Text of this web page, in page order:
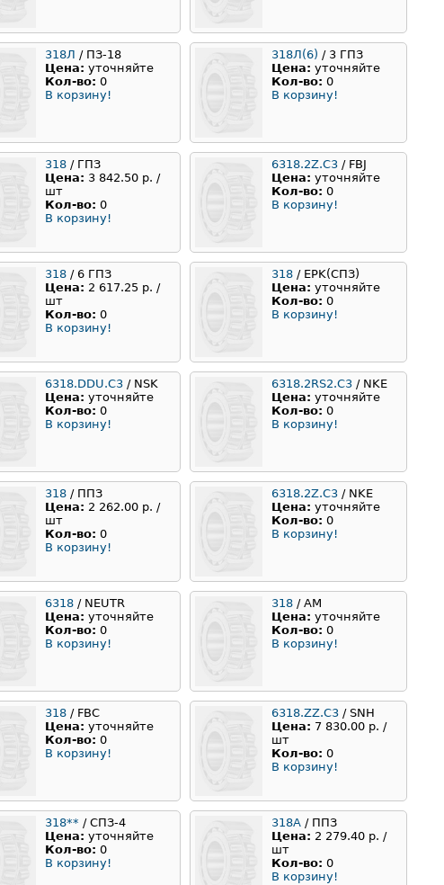
318Л / ПЗ-18
Цена: уточняйте
Кол-во: 0
В корзину!
318Л(6) / 3 ГПЗ
Цена: уточняйте
Кол-во: 0
В корзину!
318 / ГПЗ
Цена: 3 842.50 р. /
шт
Кол-во: 0
В корзину!
6318.2Z.C3 / FBJ
Цена: уточняйте
Кол-во: 0
В корзину!
318 / 6 ГПЗ
Цена: 2 617.25 р. /
шт
Кол-во: 0
В корзину!
318 / EPK(СПЗ)
Цена: уточняйте
Кол-во: 0
В корзину!
6318.DDU.C3 / NSK
Цена: уточняйте
Кол-во: 0
В корзину!
6318.2RS2.C3 / NKE
Цена: уточняйте
Кол-во: 0
В корзину!
318 / ППЗ
Цена: 2 262.00 р. /
шт
Кол-во: 0
В корзину!
6318.2Z.C3 / NKE
Цена: уточняйте
Кол-во: 0
В корзину!
6318 / NEUTR
Цена: уточняйте
Кол-во: 0
В корзину!
318 / AM
Цена: уточняйте
Кол-во: 0
В корзину!
318 / FBC
Цена: уточняйте
Кол-во: 0
В корзину!
6318.ZZ.C3 / SNH
Цена: 7 830.00 р. /
шт
Кол-во: 0
В корзину!
318** / СПЗ-4
Цена: уточняйте
Кол-во: 0
В корзину!
318А / ППЗ
Цена: 2 279.40 р. /
шт
Кол-во: 0
В корзину!